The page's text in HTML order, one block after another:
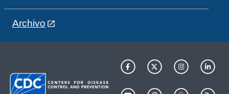
Archivo